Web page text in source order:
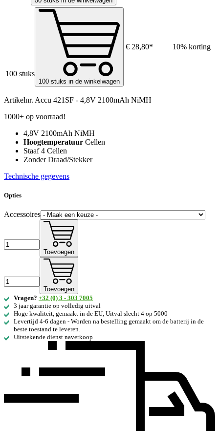
100 stuks
100 stuks in de winkelwagen
€ 28,80* 10% korting
Artikelnr. Accu 421SF - 4,8V 2100mAh NiMH
1000+ op voorraad!
4,8V 2100mAh NiMH
Hoogtemperatuur Cellen
Staaf 4 Cellen
Zonder Draad/Stekker
Technische gegevens
Opties
Accessoires
Toevoegen
Toevoegen
Vragen? +32 (0) 3 - 303 7005
3 jaar garantie op volledig uitval
Hoge kwaliteit, gemaakt in de EU, Uitval slecht 4 op 5000
Levertijd 4-6 dagen - Worden na bestelling gemaakt om de batterij in de
beste toestand te leveren.
Uitstekende dienst naverkoop